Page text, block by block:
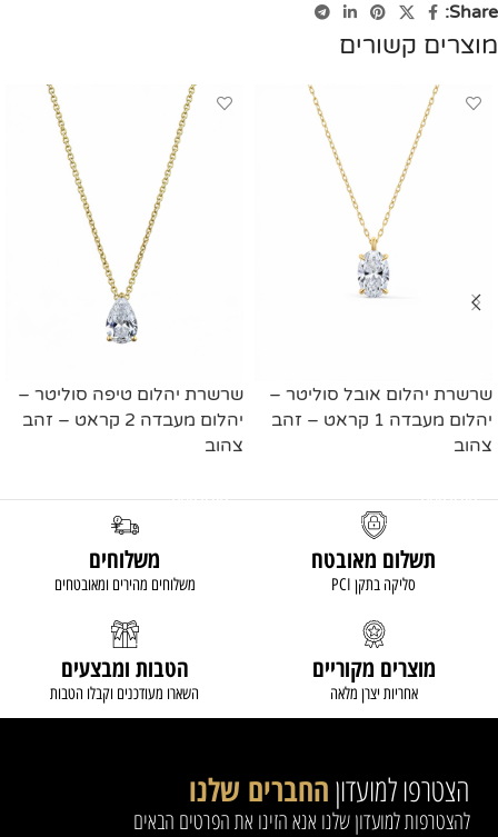
Share:
מוצרים קשורים
שרשרת יהלום אובל סוליטר –
יהלום מעבדה 1 קראט – זהב
צהוב
מידע נוסף
שרשרת יהלום טיפה סוליטר –
יהלום מעבדה 2 קראט – זהב
צהוב
מידע נוסף
תשלום מאובטח
סליקה בתקן PCI
משלוחים
משלוחים מהירים ומאובטחים
מוצרים מקוריים
אחריות יצרן מלאה
הטבות ומבצעים
השארו מעודכנים וקבלו הטבות
הצטרפו למועדוןהחברים שלנו
להצטרפות למועדון שלנו אנא הזינו את הפרטים הבאים